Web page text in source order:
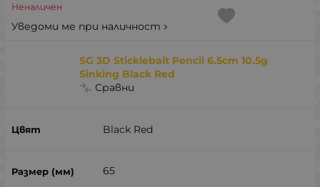
Неналичен
Уведоми ме при наличност
SG 3D Sticklebait Pencil 6.5cm 10.5g
Sinking Black Red
Сравни
Black Red
65